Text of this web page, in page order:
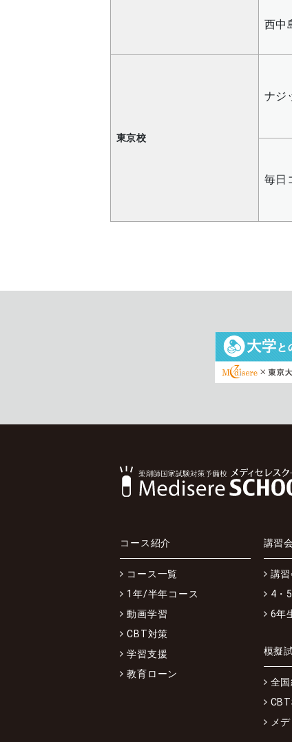
西中
東京校
ナジ
毎日
コース紹介
コース一覧
1年/半年コース
動画学習
CBT対策
学習支援
教育ローン
講習
講
4・
6年
模擬
全
メ